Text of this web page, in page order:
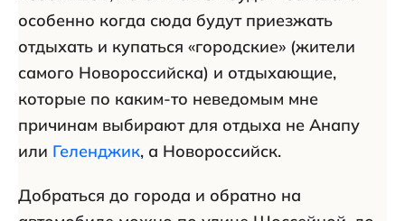
особенно когда сюда будут приезжать
отдыхать и купаться «городские» (жители
самого Новороссийска) и отдыхающие,
которые по каким-то неведомым мне
причинам выбирают для отдыха не Анапу
или Геленджик, а Новороссийск.
Добраться до города и обратно на